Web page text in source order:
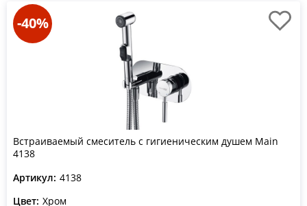
-40%
Встраиваемый смеситель с гигиеническим душем Main
4138
Артикул: 4138
Цвет: Хром